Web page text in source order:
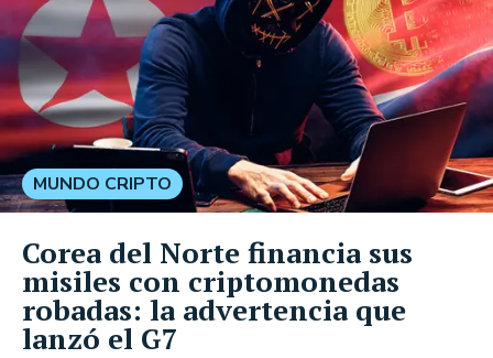
MUNDO CRIPTO
Corea del Norte financia sus
misiles con criptomonedas
robadas: la advertencia que
lanzó el G7